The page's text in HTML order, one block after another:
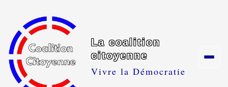
La coalition
citoyenne
Vivre la Démocratie